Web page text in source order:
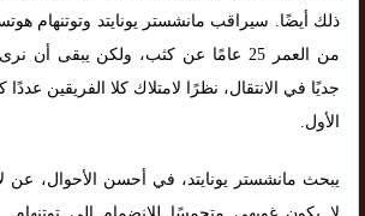
ذلك أيضًا. سيراقب مانشستر يونايتد وتوتنهام
من العمر 25 عامًا عن كثب، ولكن يبقى أن
جديًا في الانتقال، نظرًا لامتلاك كلا الفريقين
الأول.
يبحث مانشستر يونايتد، في أحسن الأحوال، عن